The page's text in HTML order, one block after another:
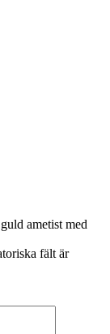
ametist med
fält är